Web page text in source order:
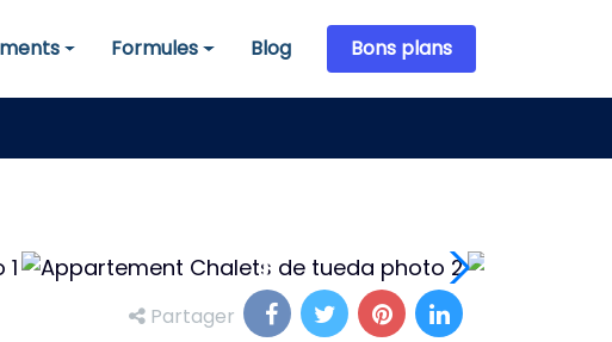
Formules
Formules Blog Bons plans
Partager